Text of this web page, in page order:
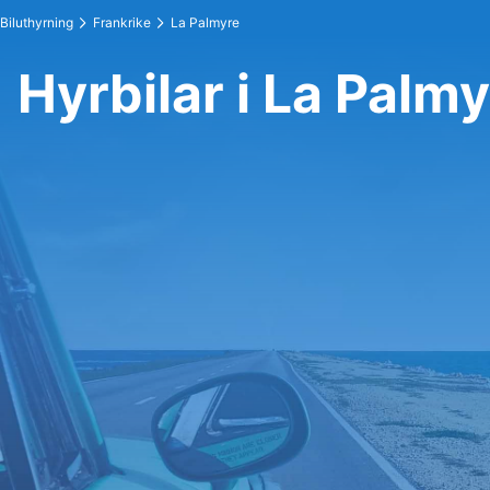
Biluthyrning Frankrike La Palmyre
Hyrbilar i La